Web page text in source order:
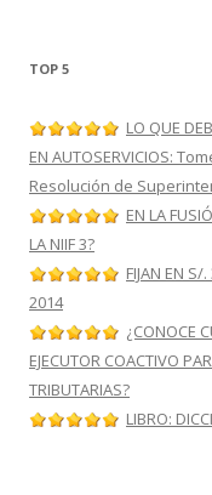
TOP 5
LO QUE
EN AUTOSERVICIOS:
Resolución de
EN LA
LA NIIF 3?
FIJAN EN S/
2014
¿CONOCE
EJECUTOR COACTIVO
TRIBUTARIAS?
LIBRO: